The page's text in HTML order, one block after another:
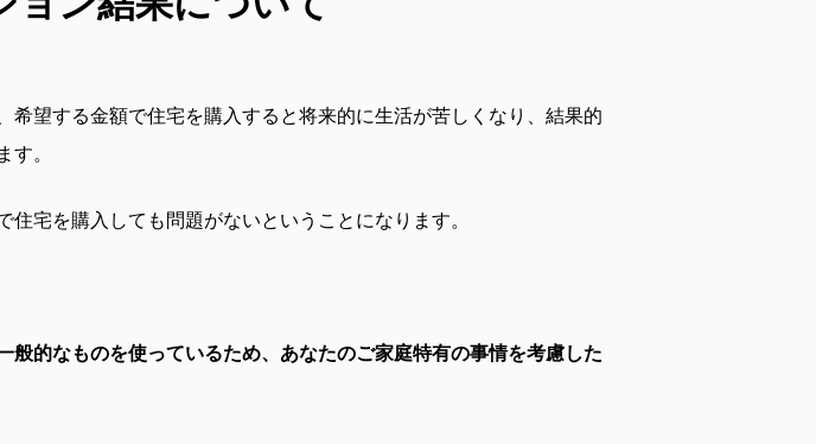
望する金額で住宅を購入すると将来的に生活が苦しくなり、結果的
す。
宅を購入しても問題がないということになります。
的なものを使っているため、あなたのご家庭特有の事情を考慮した